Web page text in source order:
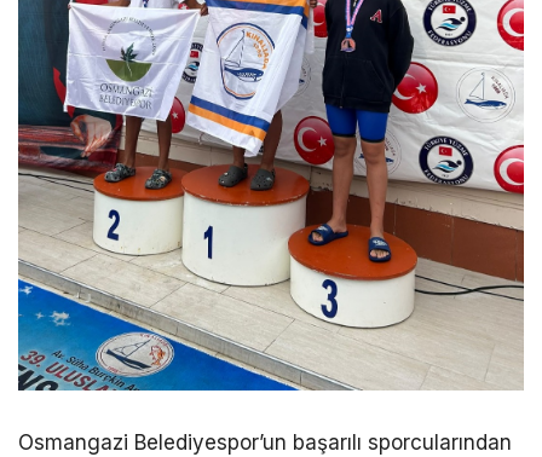
Osmangazi Belediyespor’un başarılı sporcularından